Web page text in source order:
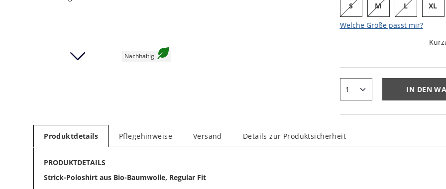
Nachhaltig
S M L XL
Welche Größe passt mir?
IN DEN
Produktdetails Pflegehinweise Versand Details zur Produktsicherheit
PRODUKTDETAILS
Strick-Poloshirt aus Bio-Baumwolle, Regular Fit